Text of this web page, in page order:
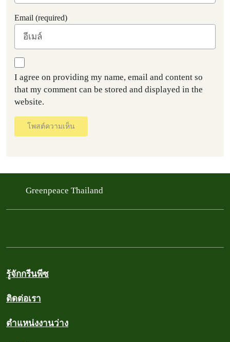
Email (required)
I agree on providing my name, email and content so
that my comment can be stored and displayed in the
website.
โพสต์ความเห็น
Greenpeace Thailand
รู้จักกรีนพีซ
ติดต่อเรา
ตำแหน่งงานว่าง